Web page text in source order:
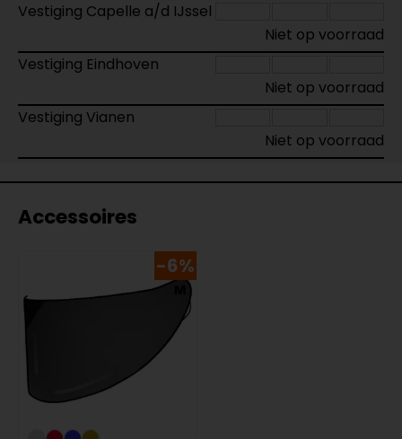
Vestiging Capelle a/d IJssel
Niet op voorraad
Vestiging Eindhoven
Niet op voorraad
Vestiging Vianen
Niet op voorraad
Accessoires
-6%